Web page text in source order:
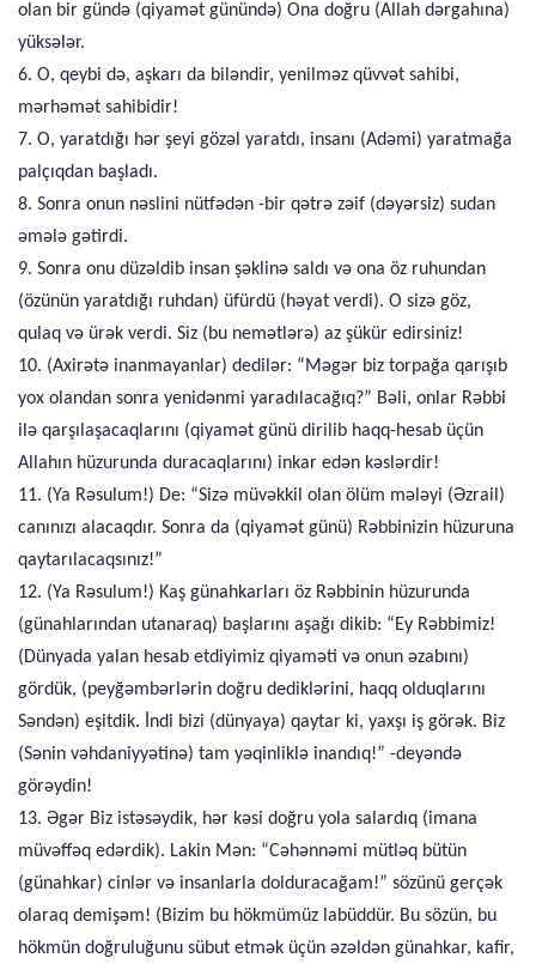
olan bir gündə (qiyamət günündə) Ona doğru (Allah dərgahına)
yüksələr.
6. O, qeybi də, aşkarı da biləndir, yenilməz qüvvət sahibi,
mərhəmət sahibidir!
7. O, yaratdığı hər şeyi gözəl yaratdı, insanı (Adəmi) yaratmağa
palçıqdan başladı.
8. Sonra onun nəslini nütfədən -bir qətrə zəif (dəyərsiz) sudan
əmələ gətirdi.
9. Sonra onu düzəldib insan şəklinə saldı və ona öz ruhundan
(özünün yaratdığı ruhdan) üfürdü (həyat verdi). O sizə göz,
qulaq və ürək verdi. Siz (bu nemətlərə) az şükür edirsiniz!
10. (Axirətə inanmayanlar) dedilər: “Məgər biz torpağa qarışıb
yox olandan sonra yenidənmi yaradılacağıq?” Bəli, onlar Rəbbi
ilə qarşılaşacaqlarını (qiyamət günü dirilib haqq-hesab üçün
Allahın hüzurunda duracaqlarını) inkar edən kəslərdir!
11. (Ya Rəsulum!) De: “Sizə müvəkkil olan ölüm mələyi (Əzrail)
canınızı alacaqdır. Sonra da (qiyamət günü) Rəbbinizin hüzuruna
qaytarılacaqsınız!”
12. (Ya Rəsulum!) Kaş günahkarları öz Rəbbinin hüzurunda
(günahlarından utanaraq) başlarını aşağı dikib: “Ey Rəbbimiz!
(Dünyada yalan hesab etdiyimiz qiyaməti və onun əzabını)
gördük, (peyğəmbərlərin doğru dediklərini, haqq olduqlarını
Səndən) eşitdik. İndi bizi (dünyaya) qaytar ki, yaxşı iş görək. Biz
(Sənin vəhdaniyyətinə) tam yəqinliklə inandıq!” -deyəndə
görəydin!
13. Əgər Biz istəsəydik, hər kəsi doğru yola salardıq (imana
müvəffəq edərdik). Lakin Mən: “Cəhənnəmi mütləq bütün
(günahkar) cinlər və insanlarla dolduracağam!” sözünü gerçək
olaraq demişəm! (Bizim bu hökmümüz labüddür. Bu sözün, bu
hökmün doğruluğunu sübut etmək üçün əzəldən günahkar, kafir,